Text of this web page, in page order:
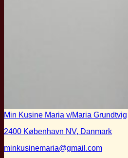
Min Kusine Maria v/Maria Grundtvig
2400 København NV, Danmark
minkusinemaria@gmail.com